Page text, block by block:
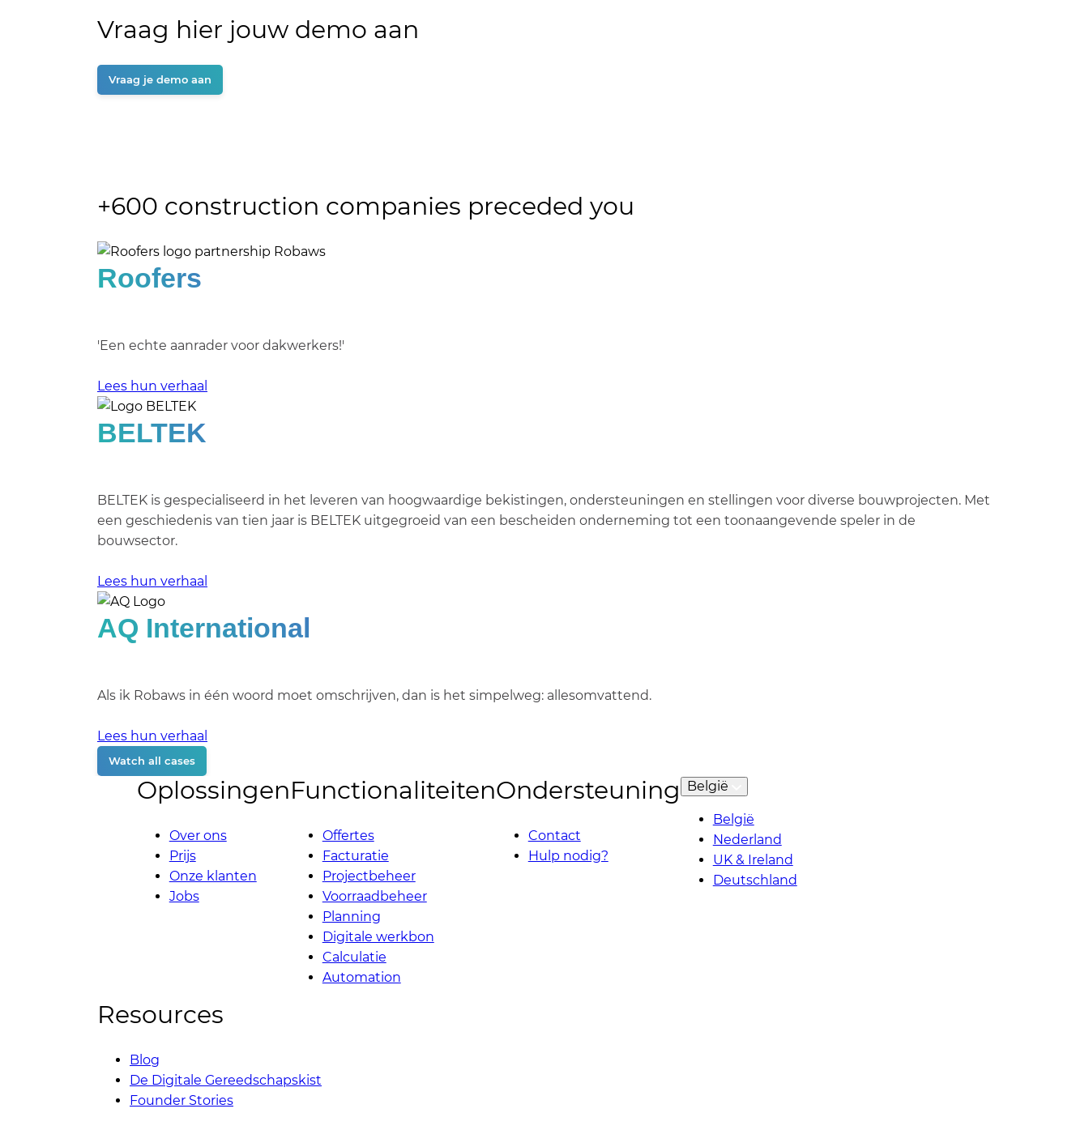
Vraag hier jouw demo aan
Vraag je demo aan
+600 construction companies preceded you
Roofers
'Een echte aanrader voor dakwerkers!'
Lees hun verhaal
BELTEK
BELTEK is gespecialiseerd in het leveren van hoogwaardige bekistingen, ondersteuningen en stellingen voor diverse bouwprojecten. Met
een geschiedenis van tien jaar is BELTEK uitgegroeid van een bescheiden onderneming tot een toonaangevende speler in de
bouwsector.
Lees hun verhaal
AQ International
Als ik Robaws in één woord moet omschrijven, dan is het simpelweg: allesomvattend.
Lees hun verhaal
Watch all cases
Oplossingen
Over ons
Prijs
Onze klanten
Jobs
Functionaliteiten
Offertes
Facturatie
Projectbeheer
Voorraadbeheer
Planning
Digitale werkbon
Calculatie
Automation
Ondersteuning
Contact
Hulp nodig?
België
België
Nederland
UK & Ireland
Deutschland
Resources
Blog
De Digitale Gereedschapskist
Founder Stories